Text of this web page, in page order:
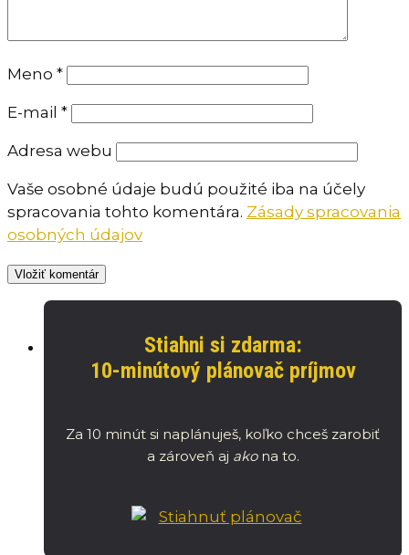
Meno *
E-mail *
Adresa webu
Vaše osobné údaje budú použité iba na účely
spracovania tohto komentára. Zásady spracovania
osobných údajov
Stiahni si zdarma:
10-minútový plánovač príjmov
Za 10 minút si naplánuješ, koľko chceš zarobiť
a zároveň aj ako na to.